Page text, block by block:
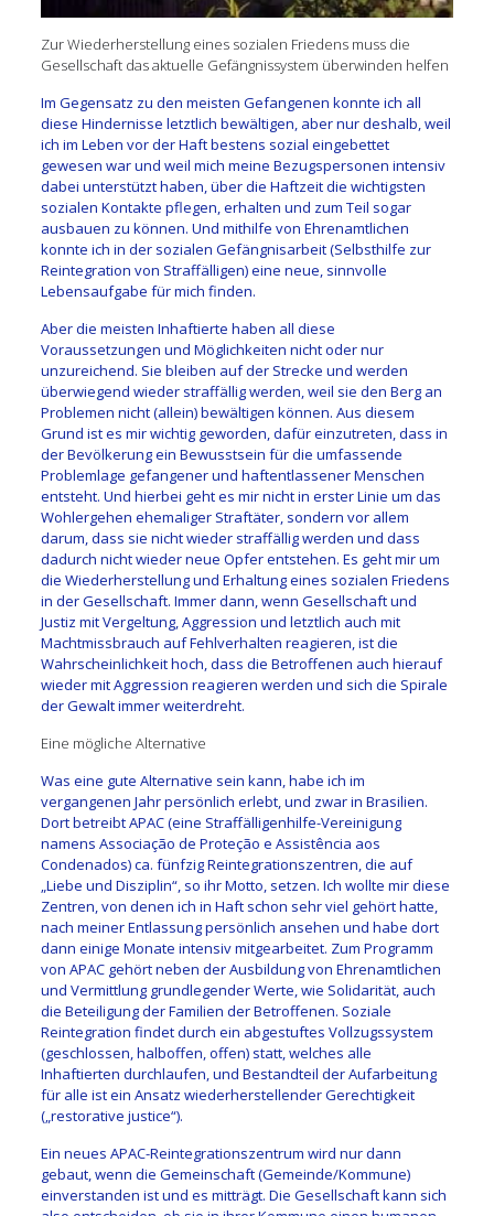
Zur Wiederherstellung eines sozialen Friedens muss die
Gesellschaft das aktuelle Gefängnissystem überwinden helfen
Im Gegensatz zu den meisten Gefangenen konnte ich all
diese Hindernisse letztlich bewältigen, aber nur deshalb, weil
ich im Leben vor der Haft bestens sozial eingebettet
gewesen war und weil mich meine Bezugspersonen intensiv
dabei unterstützt haben, über die Haftzeit die wichtigsten
sozialen Kontakte pflegen, erhalten und zum Teil sogar
ausbauen zu können. Und mithilfe von Ehrenamtlichen
konnte ich in der sozialen Gefängnisarbeit (Selbsthilfe zur
Reintegration von Straffälligen) eine neue, sinnvolle
Lebensaufgabe für mich finden.
Aber die meisten Inhaftierte haben all diese
Voraussetzungen und Möglichkeiten nicht oder nur
unzureichend. Sie bleiben auf der Strecke und werden
überwiegend wieder straffällig werden, weil sie den Berg an
Problemen nicht (allein) bewältigen können. Aus diesem
Grund ist es mir wichtig geworden, dafür einzutreten, dass in
der Bevölkerung ein Bewusstsein für die umfassende
Problemlage gefangener und haftentlassener Menschen
entsteht. Und hierbei geht es mir nicht in erster Linie um das
Wohlergehen ehemaliger Straftäter, sondern vor allem
darum, dass sie nicht wieder straffällig werden und dass
dadurch nicht wieder neue Opfer entstehen. Es geht mir um
die Wiederherstellung und Erhaltung eines sozialen Friedens
in der Gesellschaft. Immer dann, wenn Gesellschaft und
Justiz mit Vergeltung, Aggression und letztlich auch mit
Machtmissbrauch auf Fehlverhalten reagieren, ist die
Wahrscheinlichkeit hoch, dass die Betroffenen auch hierauf
wieder mit Aggression reagieren werden und sich die Spirale
der Gewalt immer weiterdreht.
Eine mögliche Alternative
Was eine gute Alternative sein kann, habe ich im
vergangenen Jahr persönlich erlebt, und zwar in Brasilien.
Dort betreibt APAC (eine Straffälligenhilfe-Vereinigung
namens Associação de Proteção e Assistência aos
Condenados) ca. fünfzig Reintegrationszentren, die auf
„Liebe und Disziplin“, so ihr Motto, setzen. Ich wollte mir diese
Zentren, von denen ich in Haft schon sehr viel gehört hatte,
nach meiner Entlassung persönlich ansehen und habe dort
dann einige Monate intensiv mitgearbeitet. Zum Programm
von APAC gehört neben der Ausbildung von Ehrenamtlichen
und Vermittlung grundlegender Werte, wie Solidarität, auch
die Beteiligung der Familien der Betroffenen. Soziale
Reintegration findet durch ein abgestuftes Vollzugssystem
(geschlossen, halboffen, offen) statt, welches alle
Inhaftierten durchlaufen, und Bestandteil der Aufarbeitung
für alle ist ein Ansatz wiederherstellender Gerechtigkeit
(„restorative justice“).
Ein neues APAC-Reintegrationszentrum wird nur dann
gebaut, wenn die Gemeinschaft (Gemeinde/Kommune)
einverstanden ist und es mitträgt. Die Gesellschaft kann sich